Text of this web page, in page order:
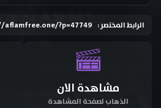
الرابط المختصر : ?p=47749
مشاهدة الان
الذهاب لصفحة المشاهدة